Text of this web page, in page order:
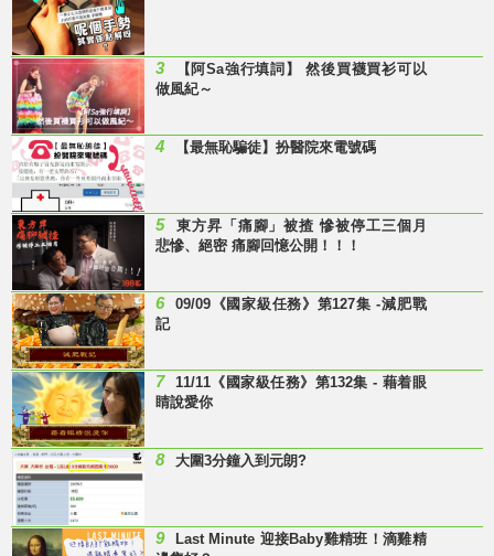
3
【阿Sa強行填詞】 然後買襪買衫可以
做風紀～
4 【最無恥騙徒】扮醫院來電號碼
5
東方昇「痛腳」被揸 慘被停工三個月
悲慘、絕密 痛腳回憶公開！！！
6
09/09《國家級任務》第127集 -減肥戰
記
7
11/11《國家級任務》第132集 - 藉着眼
睛說愛你
8 大圍3分鐘入到元朗?
9
Last Minute 迎接Baby雞精班！滴雞精